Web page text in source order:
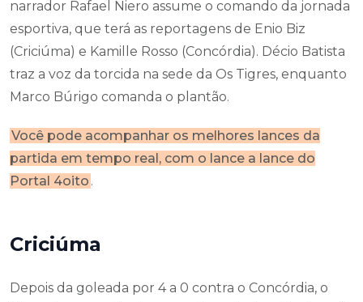
narrador Rafael Niero assume o comando da jornada
esportiva, que terá as reportagens de Enio Biz
(Criciúma) e Kamille Rosso (Concórdia). Décio Batista
traz a voz da torcida na sede da Os Tigres, enquanto
Marco Búrigo comanda o plantão.
Você pode acompanhar os melhores lances da
partida em tempo real, com o lance a lance do
Portal 4oito .
Criciúma
Depois da goleada por 4 a 0 contra o Concórdia, o